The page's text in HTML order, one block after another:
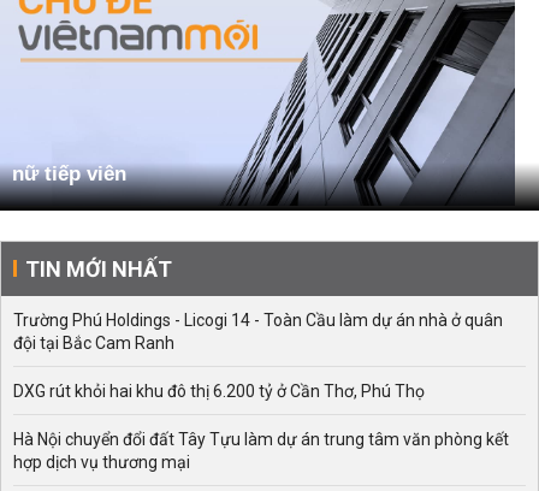
nữ tiếp viên
TIN MỚI NHẤT
Trường Phú Holdings - Licogi 14 - Toàn Cầu làm dự án nhà ở quân
đội tại Bắc Cam Ranh
DXG rút khỏi hai khu đô thị 6.200 tỷ ở Cần Thơ, Phú Thọ
Hà Nội chuyển đổi đất Tây Tựu làm dự án trung tâm văn phòng kết
hợp dịch vụ thương mại